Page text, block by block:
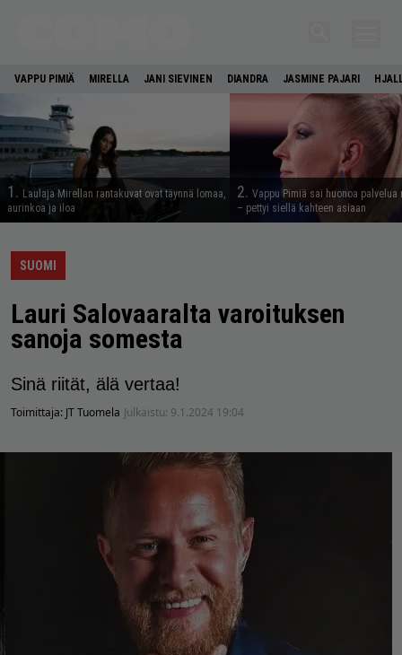
VAPPU PIMIÄ MIRELLA JANI SIEVINEN DIANDRA JASMINE PAJARI
1. Laulaja Mirellan rantakuvat ovat täynnä lomaa,
aurinkoa ja iloa
2. Vappu Pimiä sai huonoa palvelua
– pettyi siellä kahteen asiaan
SUOMI
Lauri Salovaaralta varoituksen
sanoja somesta
Sinä riität, älä vertaa!
Toimittaja: JT Tuomela Julkaistu: 9.1.2024 19:04